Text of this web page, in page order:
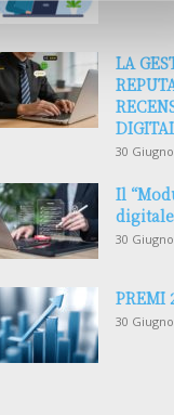
LA
30
Il
digitale
30
PREMI
30